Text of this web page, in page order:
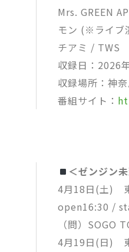
Mrs. GREEN
モン (※ライブ
チアミ / TWS
収録日：2026
収録場所：神
番組サイト：
＜ゼンジン
4月18日(土)
open16:30 /
（問）SOGO
4月19日(日)